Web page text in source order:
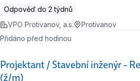
Odpověď do 2 týdnů
VPO Protivanov, a.s.
Protivanov
Projektant / Stavební inženýr –
(ž/m)
Přidáno před hodinou